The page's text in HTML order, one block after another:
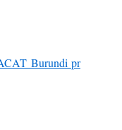
Burundi pr